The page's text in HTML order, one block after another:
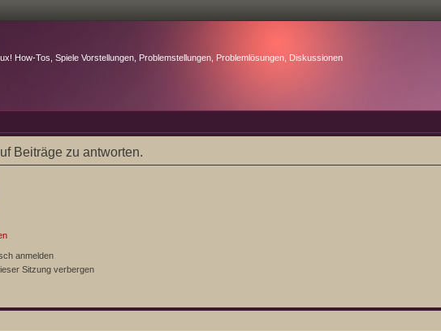
How-Tos, Spiele Vorstellungen, Problemstellungen, Problemlösungen, Diskussionen
Beiträge zu antworten.
anmelden
Sitzung verbergen